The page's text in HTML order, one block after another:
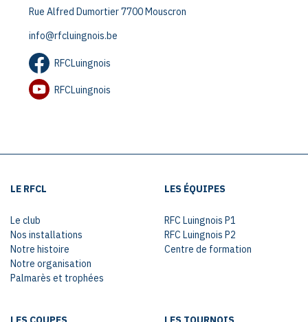
Rue Alfred Dumortier 7700 Mouscron
info@rfcluingnois.be
RFCLuingnois
RFCLuingnois
LE RFCL
Le club
Nos installations
Notre histoire
Notre organisation
Palmarès et trophées
LES ÉQUIPES
RFC Luingnois P1
RFC Luingnois P2
Centre de formation